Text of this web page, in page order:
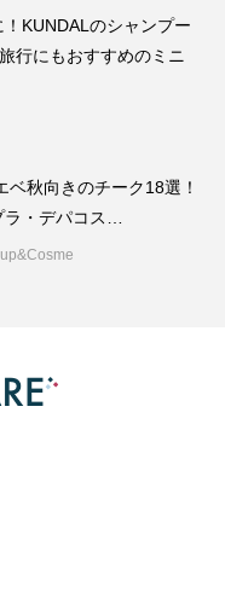
KUNDALのシャンプー
行にもおすすめのミニ
ベ秋向きのチーク18選！
・デパコス…